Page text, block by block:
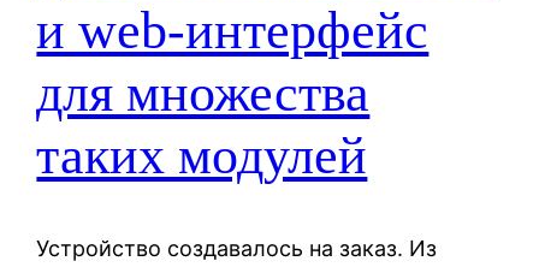
и web-интерфейс
для множества
таких модулей
Устройство создавалось на заказ. Из